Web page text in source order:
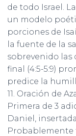
de todo Israel.
un modelo
porciones de
la fuente de la
sobrevenido las
final (4:5-5:9)
predice la
11. Oración de
Primera de 3
Daniel,
Probablemente